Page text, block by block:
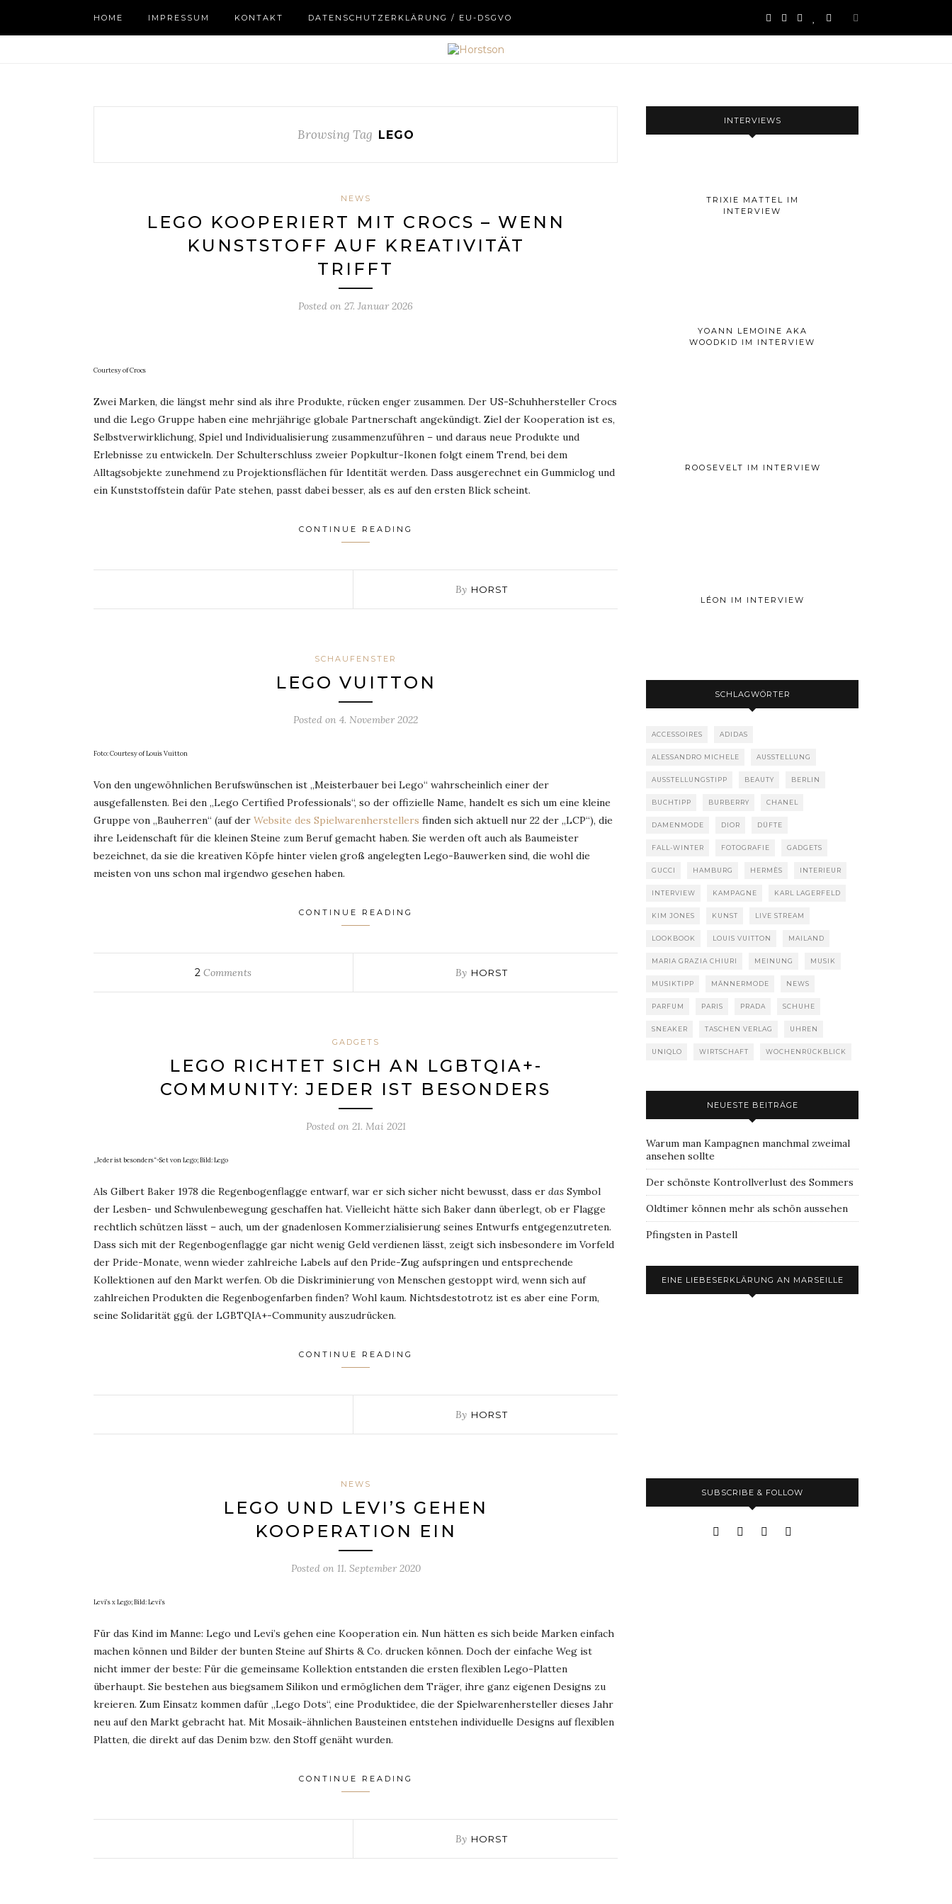
HOME IMPRESSUM KONTAKT DATENSCHUTZERKLÄRUNG / EU-DSGVO
Browsing Tag LEGO
NEWS
LEGO KOOPERIERT MIT CROCS – WENN
KUNSTSTOFF AUF KREATIVITÄT
TRIFFT
Posted on 27. Januar 2026
Courtesy of Crocs
Zwei Marken, die längst mehr sind als ihre Produkte, rücken enger zusammen. Der US-Schuhhersteller Crocs
und die Lego Gruppe haben eine mehrjährige globale Partnerschaft angekündigt. Ziel der Kooperation ist es,
Selbstverwirklichung, Spiel und Individualisierung zusammenzuführen – und daraus neue Produkte und
Erlebnisse zu entwickeln. Der Schulterschluss zweier Popkultur-Ikonen folgt einem Trend, bei dem
Alltagsobjekte zunehmend zu Projektionsflächen für Identität werden. Dass ausgerechnet ein Gummiclog und
ein Kunststoffstein dafür Pate stehen, passt dabei besser, als es auf den ersten Blick scheint.
CONTINUE READING
By HORST
SCHAUFENSTER
LEGO VUITTON
Posted on 4. November 2022
Foto: Courtesy of Louis Vuitton
Von den ungewöhnlichen Berufswünschen ist „Meisterbauer bei Lego“ wahrscheinlich einer der
ausgefallensten. Bei den „Lego Certified Professionals“, so der offizielle Name, handelt es sich um eine kleine
Gruppe von „Bauherren“ (auf der Website des Spielwarenherstellers finden sich aktuell nur 22 der „LCP“), die
ihre Leidenschaft für die kleinen Steine zum Beruf gemacht haben. Sie werden oft auch als Baumeister
bezeichnet, da sie die kreativen Köpfe hinter vielen groß angelegten Lego-Bauwerken sind, die wohl die
meisten von uns schon mal irgendwo gesehen haben.
CONTINUE READING
2 Comments By HORST
GADGETS
LEGO RICHTET SICH AN LGBTQIA+-
COMMUNITY: JEDER IST BESONDERS
Posted on 21. Mai 2021
„Jeder ist besonders“-Set von Lego; Bild: Lego
Als Gilbert Baker 1978 die Regenbogenflagge entwarf, war er sich sicher nicht bewusst, dass er das Symbol
der Lesben- und Schwulenbewegung geschaffen hat. Vielleicht hätte sich Baker dann überlegt, ob er Flagge
rechtlich schützen lässt – auch, um der gnadenlosen Kommerzialisierung seines Entwurfs entgegenzutreten.
Dass sich mit der Regenbogenflagge gar nicht wenig Geld verdienen lässt, zeigt sich insbesondere im Vorfeld
der Pride-Monate, wenn wieder zahlreiche Labels auf den Pride-Zug aufspringen und entsprechende
Kollektionen auf den Markt werfen. Ob die Diskriminierung von Menschen gestoppt wird, wenn sich auf
zahlreichen Produkten die Regenbogenfarben finden? Wohl kaum. Nichtsdestotrotz ist es aber eine Form,
seine Solidarität ggü. der LGBTQIA+-Community auszudrücken.
CONTINUE READING
By HORST
NEWS
LEGO UND LEVI’S GEHEN
KOOPERATION EIN
Posted on 11. September 2020
Levi’s x Lego; Bild: Levi’s
Für das Kind im Manne: Lego und Levi’s gehen eine Kooperation ein. Nun hätten es sich beide Marken einfach
machen können und Bilder der bunten Steine auf Shirts & Co. drucken können. Doch der einfache Weg ist
nicht immer der beste: Für die gemeinsame Kollektion entstanden die ersten flexiblen Lego-Platten
überhaupt. Sie bestehen aus biegsamem Silikon und ermöglichen dem Träger, ihre ganz eigenen Designs zu
kreieren. Zum Einsatz kommen dafür „Lego Dots“, eine Produktidee, die der Spielwarenhersteller dieses Jahr
neu auf den Markt gebracht hat. Mit Mosaik-ähnlichen Bausteinen entstehen individuelle Designs auf flexiblen
Platten, die direkt auf das Denim bzw. den Stoff genäht wurden.
CONTINUE READING
By HORST
INTERVIEWS
TRIXIE MATTEL IM
INTERVIEW
YOANN LEMOINE AKA
WOODKID IM INTERVIEW
ROOSEVELT IM INTERVIEW
LÉON IM INTERVIEW
SCHLAGWÖRTER
ACCESSOIRES ADIDAS
ALESSANDRO MICHELE AUSSTELLUNG
AUSSTELLUNGSTIPP BEAUTY BERLIN
BUCHTIPP BURBERRY CHANEL
DAMENMODE DIOR DÜFTE
FALL-WINTER FOTOGRAFIE GADGETS
GUCCI HAMBURG HERMÈS INTERIEUR
INTERVIEW KAMPAGNE KARL LAGERFELD
KIM JONES KUNST LIVE STREAM
LOOKBOOK LOUIS VUITTON MAILAND
MARIA GRAZIA CHIURI MEINUNG MUSIK
MUSIKTIPP MÄNNERMODE NEWS
PARFUM PARIS PRADA SCHUHE
SNEAKER TASCHEN VERLAG UHREN
UNIQLO WIRTSCHAFT WOCHENRÜCKBLICK
NEUESTE BEITRÄGE
Warum man Kampagnen manchmal zweimal
ansehen sollte
Der schönste Kontrollverlust des Sommers
Oldtimer können mehr als schön aussehen
Pfingsten in Pastell
EINE LIEBESERKLÄRUNG AN MARSEILLE
SUBSCRIBE & FOLLOW